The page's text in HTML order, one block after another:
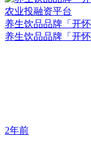
养生饮品品牌「开
养生饮品品牌「开
2年前